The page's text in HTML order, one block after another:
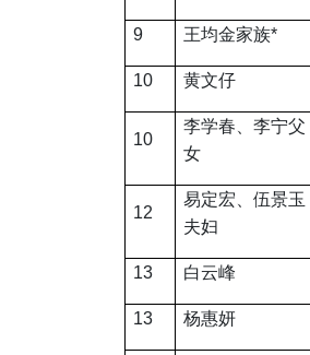
9 王均金家族*
10 黄文仔
10
李学春、李宁父
女
12
易定宏、伍景玉
夫妇
13 白云峰
13 杨惠妍